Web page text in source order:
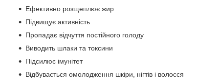
Ефективно розщеплює жир
Підвищує активність
Пропадає відчуття постійного голоду
Виводить шлаки та токсини
Підсилює імунітет
Відбувається омолодження шкіри, нігтів і волосся